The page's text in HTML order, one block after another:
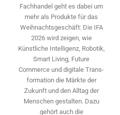
Fachhandel geht es dabei um
mehr als Produkte für das
Weihnachtsgeschäft: Die IFA
2026 wird ­zeigen, wie
Künstliche Intelligenz, Robotik,
Smart Living, Future
Commerce und digitale Trans­
formation die Märkte der
Zukunft und den Alltag der
Menschen gestalten. Dazu
gehört auch die